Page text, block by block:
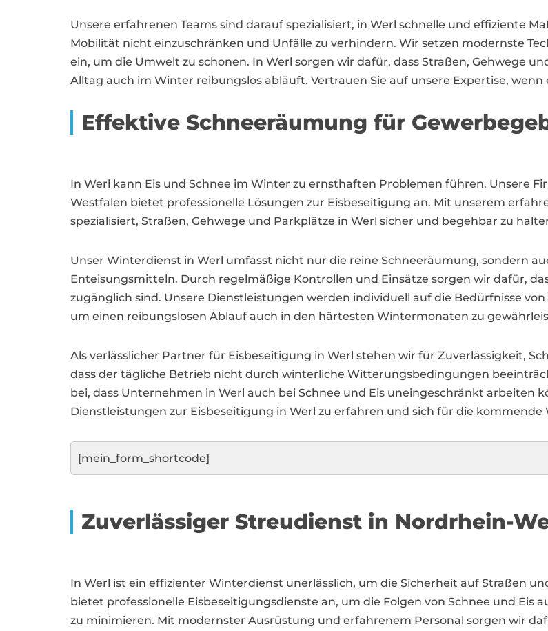
Unsere erfahrenen Teams sind darauf spezialisiert, in Werl schnelle und effiziente
Mobilität nicht einzuschränken und Unfälle zu verhindern. Wir setzen modernste
ein, um die Umwelt zu schonen. In Werl sorgen wir dafür, dass Straßen, Gehwege
Alltag auch im Winter reibungslos abläuft. Vertrauen Sie auf unsere Expertise,
Effektive Schneeräumung für
In Werl kann Eis und Schnee im Winter zu ernsthaften Problemen führen. Unsere
Westfalen bietet professionelle Lösungen zur Eisbeseitigung an. Mit unserem
spezialisiert, Straßen, Gehwege und Parkplätze in Werl sicher und begehbar zu
Unser Winterdienst in Werl umfasst nicht nur die reine Schneeräumung, sondern
Enteisungsmitteln. Durch regelmäßige Kontrollen und Einsätze sorgen wir dafür,
zugänglich sind. Unsere Dienstleistungen werden individuell auf die Bedürfnisse
um einen reibungslosen Ablauf auch in den härtesten Wintermonaten zu
Als verlässlicher Partner für Eisbeseitigung in Werl stehen wir für Zuverlässigkeit,
dass der tägliche Betrieb nicht durch winterliche Witterungsbedingungen
bei, dass Unternehmen in Werl auch bei Schnee und Eis uneingeschränkt arbeiten
Dienstleistungen zur Eisbeseitigung in Werl zu erfahren und sich für die kommende
[mein_form_shortcode]
Zuverlässiger Streudienst in Nordrhein-
In Werl ist ein effizienter Winterdienst unerlässlich, um die Sicherheit auf Straßen
bietet professionelle Eisbeseitigungsdienste an, um die Folgen von Schnee und Eis
zu minimieren. Mit modernster Ausrüstung und erfahrenem Personal sorgen wir